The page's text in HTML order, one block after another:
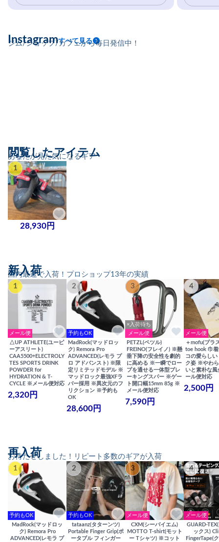
ジム/ショップ/カフェから毎日発信中！
Instagramすべて見る
あなたが見た気になるギア
閲覧したアイテム
1
28,930円
国内最速で入荷！プロショップ13年の実績
新入荷
1
メール便
△UP ATHLETE(ユーピ
ーアスリート)
CAA5500+ELECTROLY
TES SPORTS DRINK
POWDER for
HYDRATION & T-
CYCLE ※メール便対応
2,320円
2
予約もOK
MadRock(マッドロッ
ク) Remora Pro
ADVANCED(レモラ プ
ロ アドバンスト) ※限
定リミテッドモデル ※
マッドロック最強XFラ
バー採用 ※異次元のフ
リクション ※予約も
OK
28,600円
3
×入荷待ち
メール便
PETZL(ペツル)
FREINO(フレイノ) ※懸
垂下降の安全性を劇的
に高める ※一瞬でロー
プを通せる一体型ブレ
ーキングスパー ※ゲー
ト開口幅15mm 85g ※
メール便対応
7,590円
4
メール便
＋mofu(プラ
toe hook 巾
コの愛らしい
ク姿 ※やわ
いと素朴な
ール便対応
2,500円
お待たせしました！リピート多数のギアが入荷
再入荷
1
予約もOK
MadRock(マッドロッ
ク) Remora Pro
ADVANCED(レモラ プ
2
予約もOK
tataanz(タターンツ)
Portable Finger Grip(ポ
ータブル フィンガー
3
メール便
CXM(シーバイエム)
MOTTO T-shirt(モット
ー Tシャツ) ※コット
4
メール便
GUARD-
ックス)
FingerTape(